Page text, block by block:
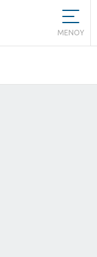
MENOY